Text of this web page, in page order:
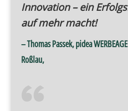
Innovation – ein
auf mehr macht!
– Thomas Passek, pidea
Roßlau,